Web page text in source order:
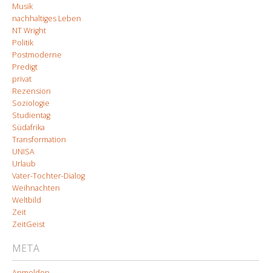
Musik
nachhaltiges Leben
NT Wright
Politik
Postmoderne
Predigt
privat
Rezension
Soziologie
Studientag
Südafrika
Transformation
UNISA
Urlaub
Vater-Tochter-Dialog
Weihnachten
Weltbild
Zeit
ZeitGeist
META